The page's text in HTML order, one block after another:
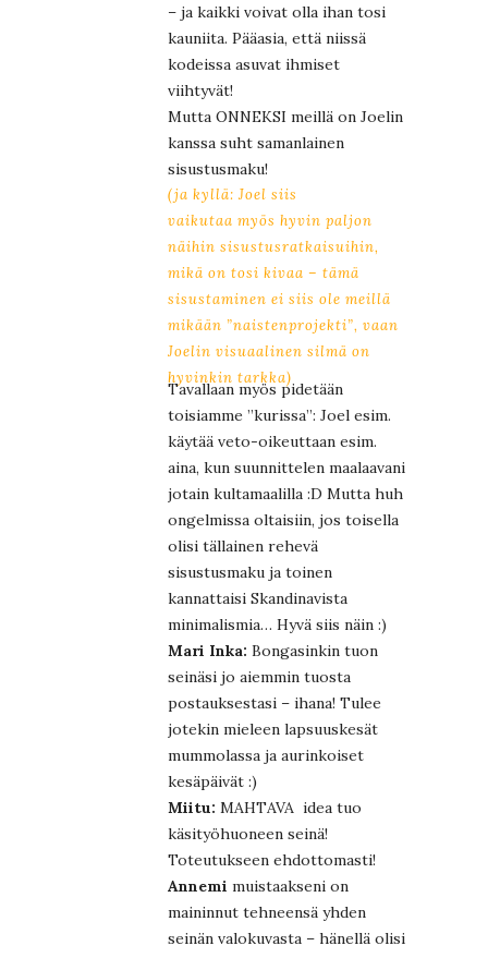
– ja kaikki voivat olla ihan tosi
kauniita. Pääasia, että niissä
kodeissa asuvat ihmiset
viihtyvät!
Mutta ONNEKSI meillä on Joelin
kanssa suht samanlainen
sisustusmaku!
(ja kyllä: Joel siis
vaikutaa myös hyvin paljon
näihin sisustusratkaisuihin,
mikä on tosi kivaa – tämä
sisustaminen ei siis ole meillä
mikään ”naistenprojekti”, vaan
Joelin visuaalinen silmä on
hyvinkin tarkka)
Tavallaan myös pidetään
toisiamme ”kurissa”: Joel esim.
käytää veto-oikeuttaan esim.
aina, kun suunnittelen maalaavani
jotain kultamaalilla :D Mutta huh
ongelmissa oltaisiin, jos toisella
olisi tällainen rehevä
sisustusmaku ja toinen
kannattaisi Skandinavista
minimalismia… Hyvä siis näin :)
Mari Inka: Bongasinkin tuon
seinäsi jo aiemmin tuosta
postauksestasi – ihana! Tulee
jotekin mieleen lapsuuskesät
mummolassa ja aurinkoiset
kesäpäivät :)
Miitu: MAHTAVA idea tuo
käsityöhuoneen seinä!
Toteutukseen ehdottomasti!
Annemi muistaakseni on
maininnut tehneensä yhden
seinän valokuvasta – hänellä olisi